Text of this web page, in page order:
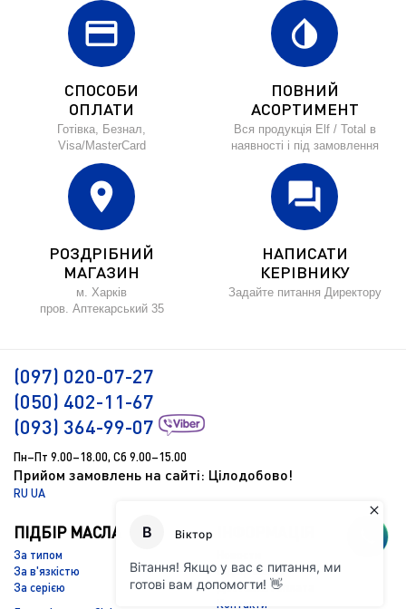
credit_card
СПОСОБИ
ОПЛАТИ
Готівка, Безнал,
Visa/MasterCard
invert_colors
ПОВНИЙ
АСОРТИМЕНТ
Вся продукція Elf / Total в
наявності і під замовлення
location_on
РОЗДРІБНИЙ
МАГАЗИН
м. Харків
пров. Аптекарський 35
forum
НАПИСАТИ
КЕРІВНИКУ
Задайте питання Директору
(097) 020-07-27
(050) 402-11-67
(093) 364-99-07
Пн–Пт 9.00–18.00, Сб 9.00–15.00
Прийом замовлень на сайті: Цілодобово!
RU UA
ПІДБІР МАСЛА
За типом
За в'язкістю
За серією
Підбір масла
Доставка і оплата
Контакти